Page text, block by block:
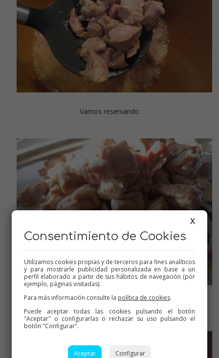
Vamos reservando
Reservamos
X
Consentimiento de Cookies
Utilizamos cookies propias y de terceros para fines analíticos
y para mostrarle publicidad personalizada en base a un
perfil elaborado a partir de sus hábitos de navegación (por
ejemplo, páginas visitadas).
Para más información consulte la política de cookies.
Puede aceptar todas las cookies pulsando el botón
"Aceptar" o configurarlas o rechazar su uso pulsando el
botón "Configurar".
Aceptar Configurar